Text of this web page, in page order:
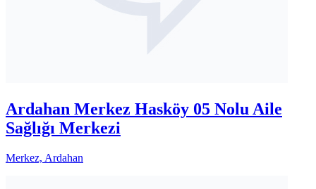
Ardahan Merkez Hasköy 05 Nolu Aile
Sağlığı Merkezi
Merkez, Ardahan